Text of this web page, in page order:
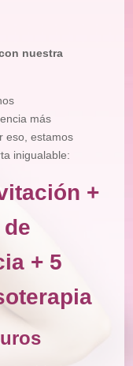
nuestra
más
eso, estamos
inigualable:
+
+ 5